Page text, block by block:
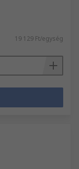
19 129 Ft/egység